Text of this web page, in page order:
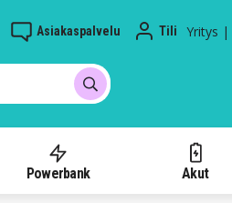
Asiakaspalvelu Tili Yritys |
Powerbank Akut